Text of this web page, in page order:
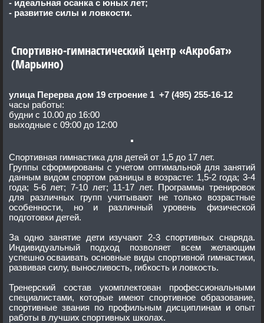
- идеальная осанка с юных лет;
- развитие силы и ловкости.
Спортивно-гимнастический центр «Акробат»
(Марьино)
улица Перерва дом 19 строение 1 +7 (495) 255-16-12
часы работы:
будни с 10.00 до 16:00
выходные с 09:00 до 12:00
Спортивная гимнастика для детей от 1,5 до 17 лет.
Группы сформированы с учетом оптимальной для занятий
данным видом спортом разницы в возрасте: 1,5-2 года; 3-4
года; 5-6 лет; 7-10 лет; 11-17 лет. Программы тренировок
для различных групп учитывают не только возрастные
особенности, но и различный уровень физической
подготовки детей.
За одно занятие дети изучают 2-3 спортивных снаряда.
Индивидуальный подход позволяет всем желающим
успешно осваивать основные виды спортивной гимнастики,
развивая силу, выносливость, гибкость и ловкость.
Тренерский состав укомплектован профессиональными
специалистами, которые имеют спортивное образование,
спортивные звания по профильным дисциплинам и опыт
работы в лучших спортивных школах.